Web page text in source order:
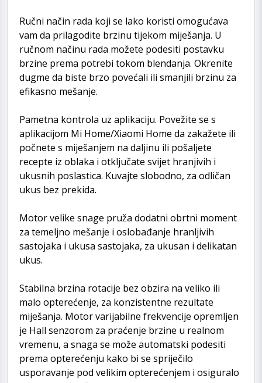
Ručni način rada koji se lako koristi omogućava
vam da prilagodite brzinu tijekom miješanja. U
ručnom načinu rada možete podesiti postavku
brzine prema potrebi tokom blendanja. Okrenite
dugme da biste brzo povećali ili smanjili brzinu za
efikasno mešanje.
Pametna kontrola uz aplikaciju. Povežite se s
aplikacijom Mi Home/Xiaomi Home da zakažete ili
počnete s miješanjem na daljinu ili pošaljete
recepte iz oblaka i otključate svijet hranjivih i
ukusnih poslastica. Kuvajte slobodno, za odličan
ukus bez prekida.
Motor velike snage pruža dodatni obrtni moment
za temeljno mešanje i oslobađanje hranljivih
sastojaka i ukusa sastojaka, za ukusan i delikatan
ukus.
Stabilna brzina rotacije bez obzira na veliko ili
malo opterećenje, za konzistentne rezultate
miješanja. Motor varijabilne frekvencije opremljen
je Hall senzorom za praćenje brzine u realnom
vremenu, a snaga se može automatski podesiti
prema opterećenju kako bi se spriječilo
usporavanje pod velikim opterećenjem i osiguralo